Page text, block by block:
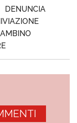
DENUNCIA